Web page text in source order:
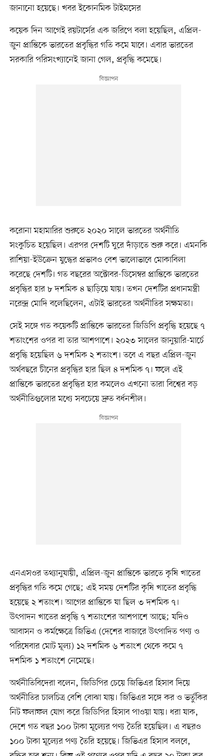
জানানো হয়েছে। খবর ইকোনমিক টাইমসের
কয়েক দিন আগেই রয়টার্সের এক জরিপে বলা হয়েছিল, এপ্রিল-
জুন প্রান্তিকে ভারতের প্রবৃদ্ধির গতি কমে যাবে। এবার ভারতের
সরকারি পরিসংখ্যানেই জানা গেল, প্রবৃদ্ধি কমেছে।
করোনা মহামারির শুরুতে ২০২০ সালে ভারতের অর্থনীতি
সংকুচিত হয়েছিল। এরপর দেশটি ঘুরে দাঁড়াতে শুরু করে। এমনকি
রাশিয়া-ইউক্রেন যুদ্ধের প্রভাবও বেশ ভালোভাবে মোকাবিলা
করেছে দেশটি। গত বছরের অক্টোবর-ডিসেম্বর প্রান্তিকে ভারতের
প্রবৃদ্ধির হার ৮ দশমিক ৪ ছাড়িয়ে যায়। তখন দেশটির প্রধানমন্ত্রী
নরেন্দ্র মোদি বলেছিলেন, এটাই ভারতের অর্থনীতির সক্ষমতা।
সেই সঙ্গে গত কয়েকটি প্রান্তিকে ভারতের জিডিপি প্রবৃদ্ধি হয়েছে ৭
শতাংশের ওপর বা তার আশপাশে। ২০২৩ সালের জানুয়ারি-মার্চে
প্রবৃদ্ধি হয়েছিল ৬ দশমিক ২ শতাংশ। তবে এ বছর এপ্রিল-জুন
অর্থবছরে চীনের প্রবৃদ্ধির হার ছিল ৪ দশমিক ৭। ফলে এই
প্রান্তিকে ভারতের প্রবৃদ্ধির হার কমলেও এখনো তারা বিশ্বের বড়
অর্থনীতিগুলোর মধ্যে সবচেয়ে দ্রুত বর্ধনশীল।
এনএসওর তথ্যানুযায়ী, এপ্রিল-জুন প্রান্তিকে ভারতে কৃষি খাতের
প্রবৃদ্ধির গতি কমে গেছে; এই সময় দেশটির কৃষি খাতের প্রবৃদ্ধি
হয়েছে ২ শতাংশ। আগের প্রান্তিকে যা ছিল ৩ দশমিক ৭।
উৎপাদন খাতের প্রবৃদ্ধি ৭ শতাংশের আশপাশে আছে; যদিও
আবাসন ও কর্মক্ষেত্রে জিভিএ (দেশের বাজারে উৎপাদিত পণ্য ও
পরিষেবার মোট মূল্য) ১২ দশমিক ৬ শতাংশ থেকে কমে ৭
দশমিক ১ শতাংশে নেমেছে।
অর্থনীতিবিদেরা বলেন, জিডিপির চেয়ে জিভিএর হিসাব দিয়ে
অর্থনীতির চালচিত্র বেশি বোঝা যায়। জিভিএর সঙ্গে কর ও ভর্তুকির
নিট ফলাফল যোগ করে জিডিপির হিসাব পাওয়া যায়। ধরা যাক,
দেশে গত বছর ১০০ টাকা মূল্যের পণ্য তৈরি হয়েছিল। এ বছরও
১০০ টাকা মূল্যের পণ্য তৈরি হয়েছে। জিভিএর হিসাব বলবে,